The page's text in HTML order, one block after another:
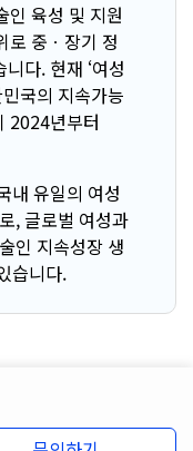
인 육성 및 지원
로 중ㆍ장기 정
다. 현재 ‘여성
국의 지속가능
2024년부터
내 유일의 여성
, 글로벌 여성과
인 지속성장 생
습니다.